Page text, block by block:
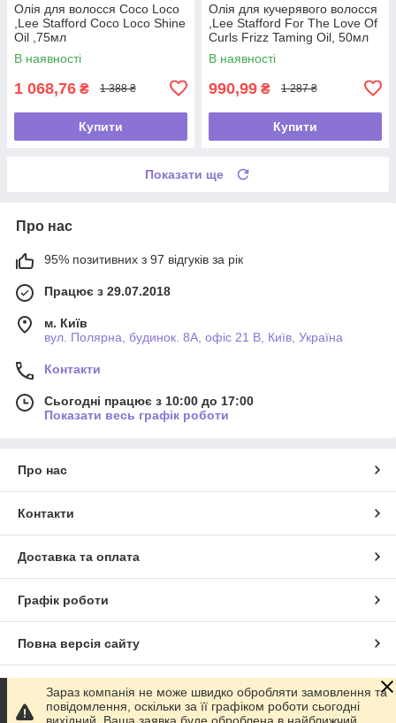
Олія для волосся Coco Loco
,Lee Stafford Coco Loco Shine
Oil ,75мл
В наявності
1 068,76 ₴ 1 388 ₴
Купити
Олія для кучерявого волосся
,Lee Stafford For The Love Of
Curls Frizz Taming Oil, 50мл
В наявності
990,99 ₴ 1 287 ₴
Купити
Показати ще
Про нас
95% позитивних з 97 відгуків за рік
Працює з 29.07.2018
м. Київ
вул. Полярна, будинок. 8А, офіс 21 В, Київ, Україна
Контакти
Сьогодні працює з 10:00 до 17:00
Показати весь графік роботи
Про нас
Контакти
Доставка та оплата
Графік роботи
Повна версія сайту
Сайт створено на маркетплейсі Prom.ua
Зараз компанія не може швидко обробляти замовлення та
повідомлення, оскільки за її графіком роботи сьогодні